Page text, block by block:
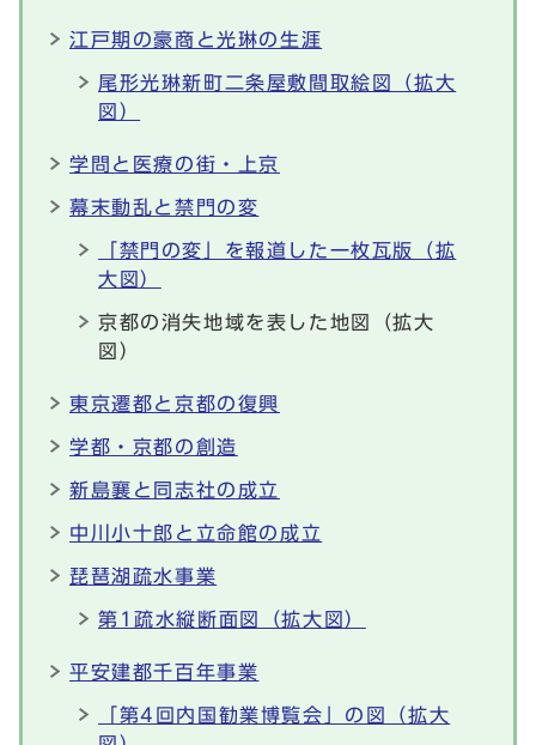
江戸期の豪商と光琳の生涯
尾形光琳新町二条屋敷間取絵図（拡大
図）
学問と医療の街・上京
幕末動乱と禁門の変
「禁門の変」を報道した一枚瓦版（拡
大図）
京都の消失地域を表した地図（拡大
図）
東京遷都と京都の復興
学都・京都の創造
新島襄と同志社の成立
中川小十郎と立命館の成立
琵琶湖疏水事業
第1疏水縦断面図（拡大図）
平安建都千百年事業
「第4回内国勧業博覧会」の図（拡大